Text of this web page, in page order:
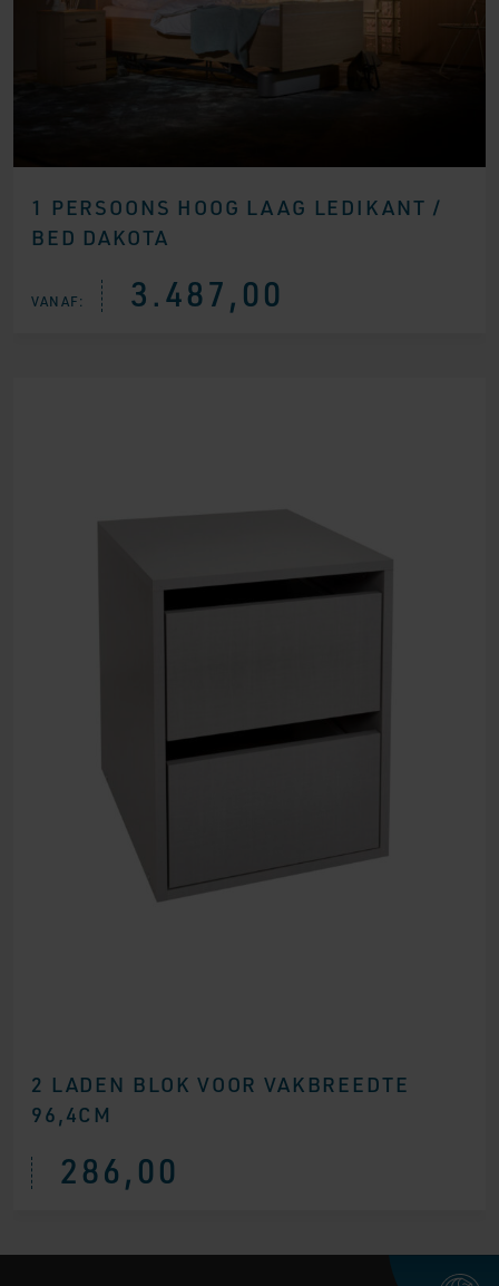
1 PERSOONS HOOG LAAG LEDIKANT /
BED DAKOTA
VANAF: 3.487,00
2 LADEN BLOK VOOR VAKBREEDTE
96,4CM
286,00